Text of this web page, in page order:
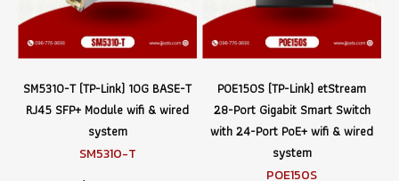
SM5310-T (TP-Link) 10G BASE-T
RJ45 SFP+ Module wifi & wired
system
SM5310-T
POE150S (TP-Link) etStream
28-Port Gigabit Smart Switch
with 24-Port PoE+ wifi & wired
system
POE150S